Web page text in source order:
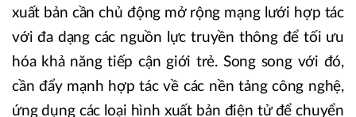
xuất bản cần chủ động mở rộng mạng lưới hợp tác
với đa dạng các nguồn lực truyền thông để tối ưu
hóa khả năng tiếp cận giới trẻ. Song song với đó,
cần đẩy mạnh hợp tác về các nền tảng công nghệ,
ứng dụng các loại hình xuất bản điện tử để chuyển